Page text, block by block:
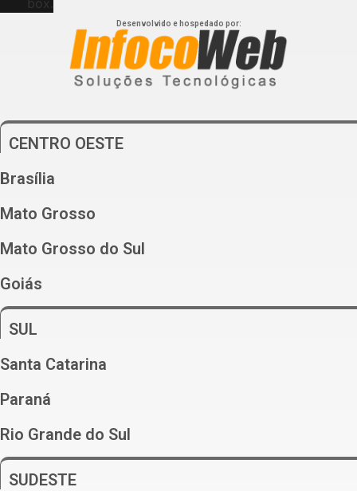
box.
Desenvolvido e hospedado por:
CENTRO OESTE
Brasília
Mato Grosso
Mato Grosso do Sul
Goiás
SUL
Santa Catarina
Paraná
Rio Grande do Sul
SUDESTE